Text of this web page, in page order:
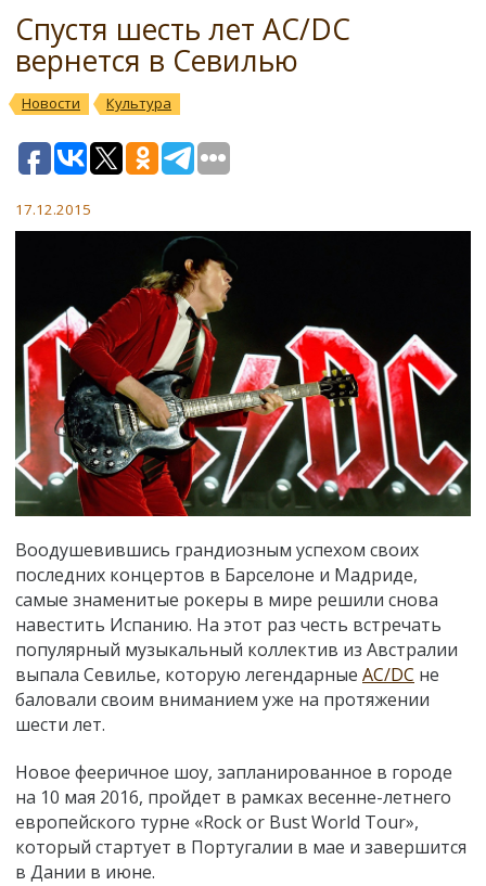
Спустя шесть лет AC/DC
вернется в Севилью
Новости Культура
17.12.2015
Воодушевившись грандиозным успехом своих
последних концертов в Барселоне и Мадриде,
самые знаменитые рокеры в мире решили снова
навестить Испанию. На этот раз честь встречать
популярный музыкальный коллектив из Австралии
выпала Севилье, которую легендарные AC/DC не
баловали своим вниманием уже на протяжении
шести лет.
Новое фееричное шоу, запланированное в городе
на 10 мая 2016, пройдет в рамках весенне-летнего
европейского турне «Rock or Bust World Tour»,
который стартует в Португалии в мае и завершится
в Дании в июне.